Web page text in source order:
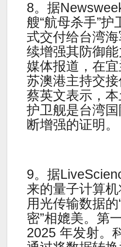
8。据
艘“航母杀手”护
式交付给台湾
续增强其防御
媒体报道，在
苏澳港主持交
蔡英文表示，
护卫舰是台湾
断增强的证明。
9。据
来的量子计算
用光传输数据的
密”相媲美。第
2025 年发射。